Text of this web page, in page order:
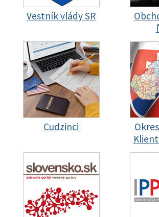
Vestník vlády SR
Cudzinci